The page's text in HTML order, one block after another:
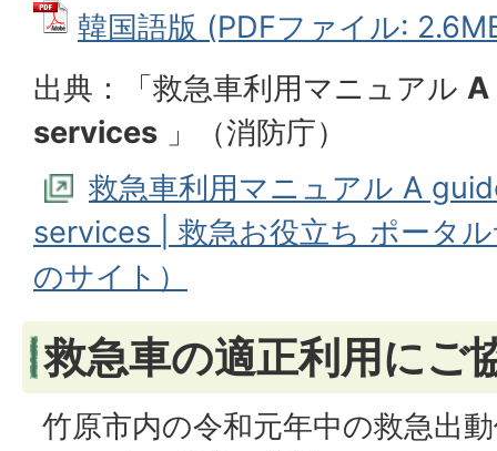
韓国語版 (PDFファイル:
出典：「救急車利用マニュアル A
services 」（消防庁）
救急車利用マニュアル A
services | 救急お役立ち ポータ
のサイト）
救急車の適正利用にご
竹原市内の令和元年中の救急出